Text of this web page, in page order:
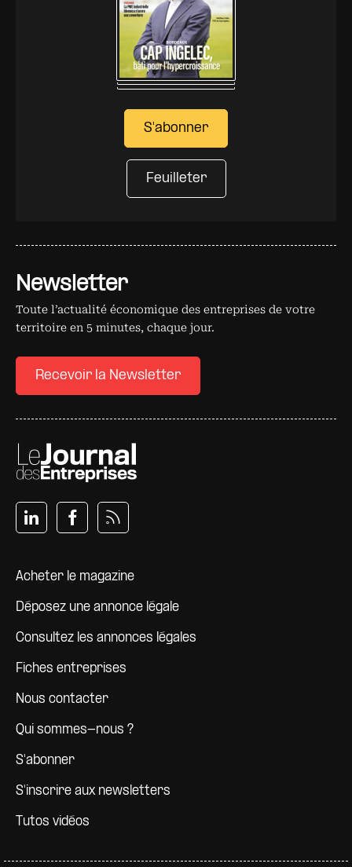
Newsletter
Toute l’actualité économique des entreprises de votre
territoire en 5 minutes, chaque jour.
Recevoir la Newsletter
Pied de page
Acheter le magazine
Déposez une annonce légale
Consultez les annonces légales
Fiches entreprises
Nous contacter
Qui sommes-nous ?
S'abonner
S'inscrire aux newsletters
Tutos vidéos
S'abonner
Feuilleter